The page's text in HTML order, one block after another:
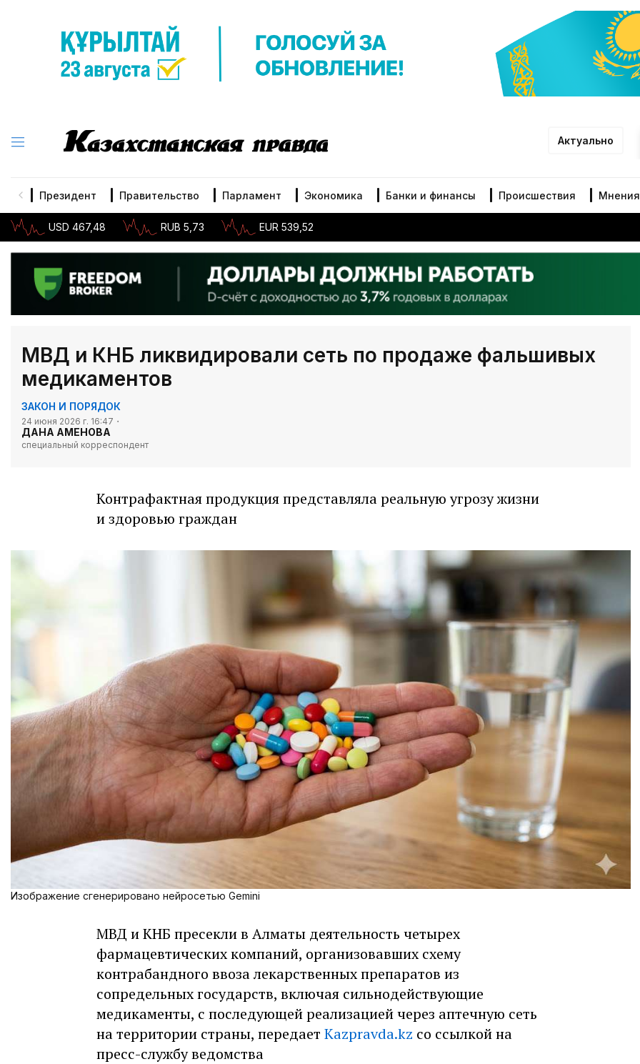
Актуально
Президент Правительство Парламент Экономика Банки и финансы Происшествия Мнения
USD 467,48 RUB 5,73 EUR 539,52
МВД и КНБ ликвидировали сеть по продаже фальшивых
медикаментов
ЗАКОН И ПОРЯДОК
24 июня 2026 г. 16:47
ДАНА АМЕНОВА
специальный корреспондент
Контрафактная продукция представляла реальную угрозу жизни
и здоровью граждан
Изображение сгенерировано нейросетью Gemini
МВД и КНБ пресекли в Алматы деятельность четырех
фармацевтических компаний, организовавших схему
контрабандного ввоза лекарственных препаратов из
сопредельных государств, включая сильнодействующие
медикаменты, с последующей реализацией через аптечную сеть
на территории страны, передает Kazpravda.kz со ссылкой на
пресс-службу ведомства